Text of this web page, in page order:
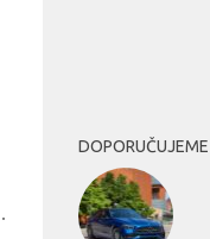
DOPORUČUJEME